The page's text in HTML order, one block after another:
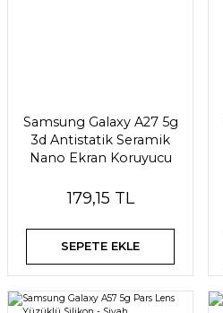
Samsung Galaxy A27 5g
3d Antistatik Seramik
Nano Ekran Koruyucu
179,15 TL
SEPETE EKLE